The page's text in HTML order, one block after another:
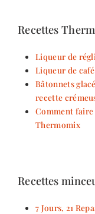
Recettes
Liqueur de
Liqueur de
Bâtonnets
recette
Comment faire
Thermomix
Recettes
7 Jours, 21